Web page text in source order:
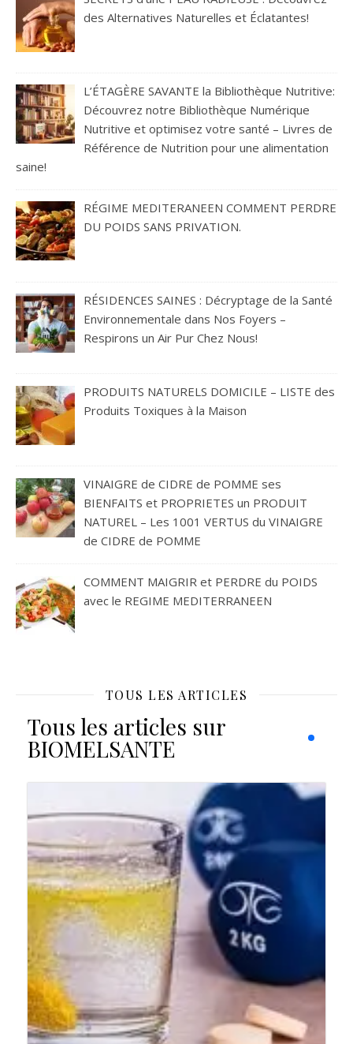
des Alternatives Naturelles et Éclatantes!
L’ÉTAGÈRE SAVANTE la Bibliothèque Nutritive:
Découvrez notre Bibliothèque Numérique
Nutritive et optimisez votre santé – Livres de
Référence de Nutrition pour une alimentation
saine!
RÉGIME MEDITERANEEN COMMENT PERDRE
DU POIDS SANS PRIVATION.
RÉSIDENCES SAINES : Décryptage de la Santé
Environnementale dans Nos Foyers –
Respirons un Air Pur Chez Nous!
PRODUITS NATURELS DOMICILE – LISTE des
Produits Toxiques à la Maison
VINAIGRE de CIDRE de POMME ses
BIENFAITS et PROPRIETES un PRODUIT
NATUREL – Les 1001 VERTUS du VINAIGRE
de CIDRE de POMME
COMMENT MAIGRIR et PERDRE du POIDS
avec le REGIME MEDITERRANEEN
TOUS LES ARTICLES
Tous les articles sur
BIOMELSANTE